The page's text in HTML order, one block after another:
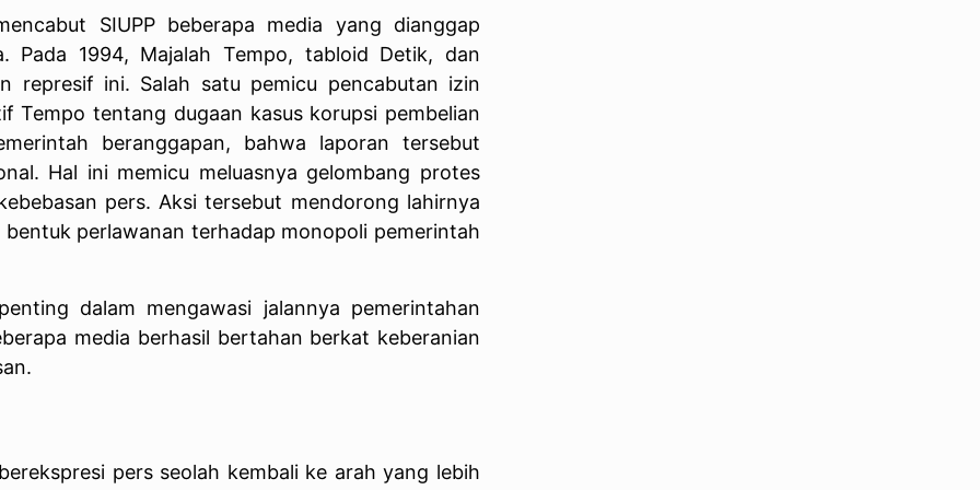
SIUPP beberapa media yang dianggap
Pada 1994, Majalah Tempo, tabloid Detik, dan
represif ini. Salah satu pemicu pencabutan izin
Tempo tentang dugaan kasus korupsi pembelian
beranggapan, bahwa laporan tersebut
Hal ini memicu meluasnya gelombang protes
pers. Aksi tersebut mendorong lahirnya
perlawanan terhadap monopoli pemerintah
dalam mengawasi jalannya pemerintahan
media berhasil bertahan berkat keberanian
pers seolah kembali ke arah yang lebih